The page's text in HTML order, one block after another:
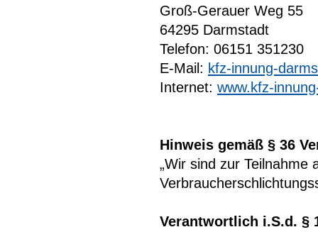
Groß-Gerauer Weg 55
64295 Darmstadt
Telefon: 06151 351230
E-Mail: kfz-innung-
Internet: www.kfz-
Hinweis gemäß § 36
„Wir sind zur Teilnahme
Verantwortlich i.S.d. §